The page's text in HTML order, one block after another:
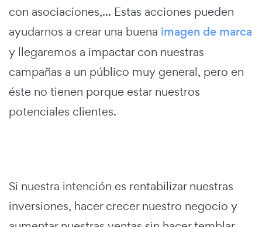
con asociaciones,... Estas acciones pueden
ayudarnos a crear una buena imagen de marca
y llegaremos a impactar con nuestras
campañas a un público muy general, pero en
éste no tienen porque estar nuestros
potenciales clientes.
Si nuestra intención es rentabilizar nuestras
inversiones, hacer crecer nuestro negocio y